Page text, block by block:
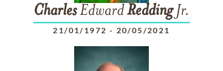
CharlesEdwardReddingJr.
21/01/1972 - 20/05/2021